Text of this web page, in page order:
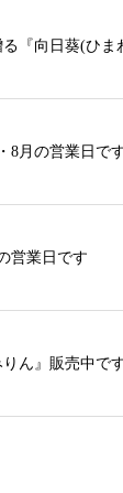
『向日葵(ひま
8月の営業日で
営業日です
りん』販売中です